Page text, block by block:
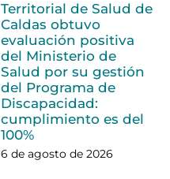
Territorial de Salud de
Caldas obtuvo
evaluación positiva
del Ministerio de
Salud por su gestión
del Programa de
Discapacidad:
cumplimiento es del
100%
6 de agosto de 2026